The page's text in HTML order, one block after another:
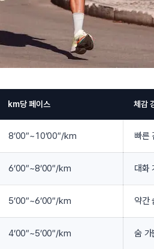
km당 페이스 체감
8’00″~10’00″/km 빠른
6’00″~8’00″/km 대화
5’00″~6’00″/km 약간
4’00″~5’00″/km 숨 가